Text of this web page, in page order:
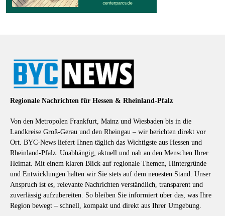
Regionale Nachrichten für Hessen & Rheinland-Pfalz
Von den Metropolen Frankfurt, Mainz und Wiesbaden bis in die
Landkreise Groß-Gerau und den Rheingau – wir berichten direkt vor
Ort. BYC-News liefert Ihnen täglich das Wichtigste aus Hessen und
Rheinland-Pfalz. Unabhängig, aktuell und nah an den Menschen Ihrer
Heimat. Mit einem klaren Blick auf regionale Themen, Hintergründe
und Entwicklungen halten wir Sie stets auf dem neuesten Stand. Unser
Anspruch ist es, relevante Nachrichten verständlich, transparent und
zuverlässig aufzubereiten. So bleiben Sie informiert über das, was Ihre
Region bewegt – schnell, kompakt und direkt aus Ihrer Umgebung.